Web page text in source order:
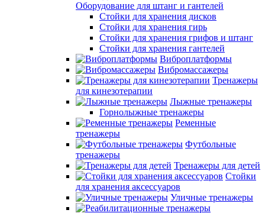
Оборудование для штанг и гантелей
Стойки для хранения дисков
Стойки для хранения гирь
Стойки для хранения грифов и штанг
Стойки для хранения гантелей
Виброплатформы
Вибромассажеры
Тренажеры
для кинезотерапии
Лыжные тренажеры
Горнолыжные тренажеры
Ременные
тренажеры
Футбольные
тренажеры
Тренажеры для детей
Стойки
для хранения аксессуаров
Уличные тренажеры